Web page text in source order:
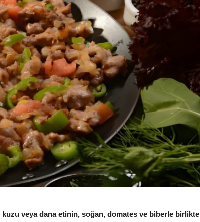
kuzu veya dana etinin, soğan, domates ve biberle birlikte